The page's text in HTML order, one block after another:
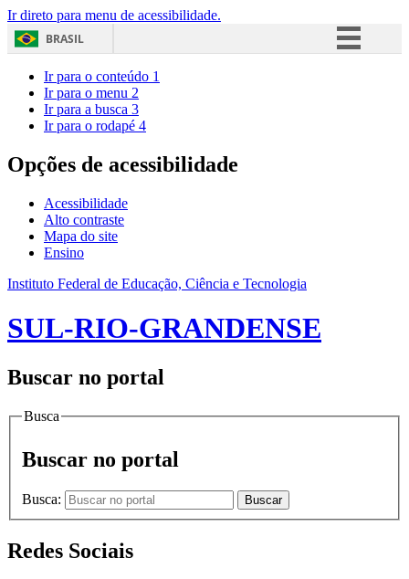
Ir direto para menu de acessibilidade.
BRASIL
Acesso à informação
Ir para o conteúdo 1
Ir para o menu 2
Ir para a busca 3
Ir para o rodapé 4
Opções de acessibilidade
Acessibilidade
Alto contraste
Mapa do site
Ensino
Instituto Federal de Educação, Ciência e Tecnologia
SUL-RIO-GRANDENSE
Buscar no portal
Busca
Buscar no portal
Busca: Buscar
Redes Sociais